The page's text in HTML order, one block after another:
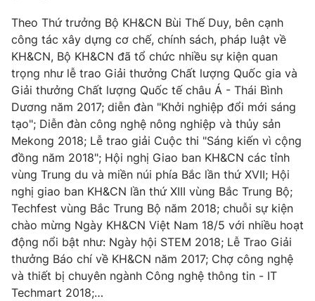
® Cấm sao chép dưới mọi hình thức nếu không có sự chấp
thuận bằng văn bản. Ghi rõ nguồn VTV.vn khi phát hành lại
thông tin từ website này.
Theo Thứ trưởng Bộ KH&CN Bùi Thế Duy, bên cạnh
công tác xây dựng cơ chế, chính sách, pháp luật về
KH&CN, Bộ KH&CN đã tổ chức nhiều sự kiện quan
trọng như lễ trao Giải thưởng Chất lượng Quốc gia và
Giải thưởng Chất lượng Quốc tế châu Á - Thái Bình
Dương năm 2017; diễn đàn "Khởi nghiệp đổi mới sáng
tạo"; Diễn đàn công nghệ nông nghiệp và thủy sản
Mekong 2018; Lễ trao giải Cuộc thi "Sáng kiến vì cộng
đồng năm 2018"; Hội nghị Giao ban KH&CN các tỉnh
vùng Trung du và miền núi phía Bắc lần thứ XVII; Hội
nghị giao ban KH&CN lần thứ XIII vùng Bắc Trung Bộ;
Techfest vùng Bắc Trung Bộ năm 2018; chuỗi sự kiện
chào mừng Ngày KH&CN Việt Nam 18/5 với nhiều hoạt
động nổi bật như: Ngày hội STEM 2018; Lễ Trao Giải
thưởng Báo chí về KH&CN năm 2017; Chợ công nghệ
và thiết bị chuyên ngành Công nghệ thông tin - IT
Techmart 2018;…